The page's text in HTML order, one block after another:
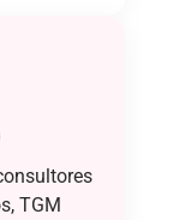
TGM